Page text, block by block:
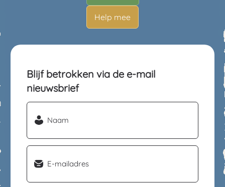
Help mee
Blijf betrokken via de e-mail
nieuwsbrief
Naam
Email